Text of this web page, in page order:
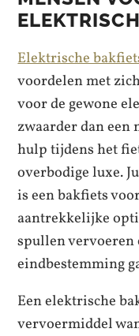
Elektrische
voordelen met
voor de gewone
zwaarder dan een
hulp tijdens het
overbodige luxe.
is een bakfiets
aantrekkelijke
spullen vervoeren
eindbestemming
Een elektrische
vervoermiddel